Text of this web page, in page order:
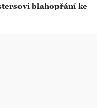
blahopřání ke